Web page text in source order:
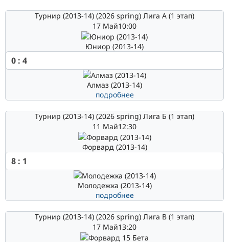
Турнир (2013-14) (2026 spring) Лига А (1 этап)
17 Май10:00
Юниор (2013-14)
0 : 4
Алмаз (2013-14)
подробнее
Турнир (2013-14) (2026 spring) Лига Б (1 этап)
11 Май12:30
Форвард (2013-14)
8 : 1
Молодежка (2013-14)
подробнее
Турнир (2013-14) (2026 spring) Лига В (1 этап)
17 Май13:20